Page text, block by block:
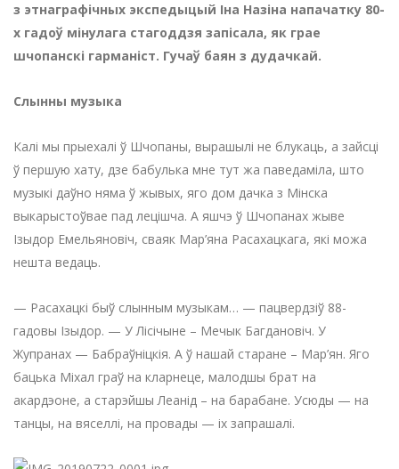
з этнаграфічных экспедыцый Іна Назіна напачатку 80-
х гадоў мінулага стагоддзя запісала, як грае
шчопанскі гарманіст. Гучаў баян з дудачкай.
Слынны музыка
Калі мы прыехалі ў Шчопаны, вырашылі не блукаць, а зайсці
ў першую хату, дзе бабулька мне тут жа паведаміла, што
музыкі даўно няма ў жывых, яго дом дачка з Мінска
выкарыстоўвае пад лецішча. А яшчэ ў Шчопанах жыве
Ізыдор Емельяновіч, сваяк Мар’яна Расахацкага, які можа
нешта ведаць.
— Расахацкі быў слынным музыкам… — пацвердзіў 88-
гадовы Ізыдор. — У Лісічыне – Мечык Багдановіч. У
Жупранах — Бабраўніцкія. А ў нашай старане – Мар’ян. Яго
бацька Міхал граў на кларнеце, малодшы брат на
акардэоне, а старэйшы Леанід – на барабане. Усюды — на
танцы, на вяселлі, на провады — іх запрашалі.